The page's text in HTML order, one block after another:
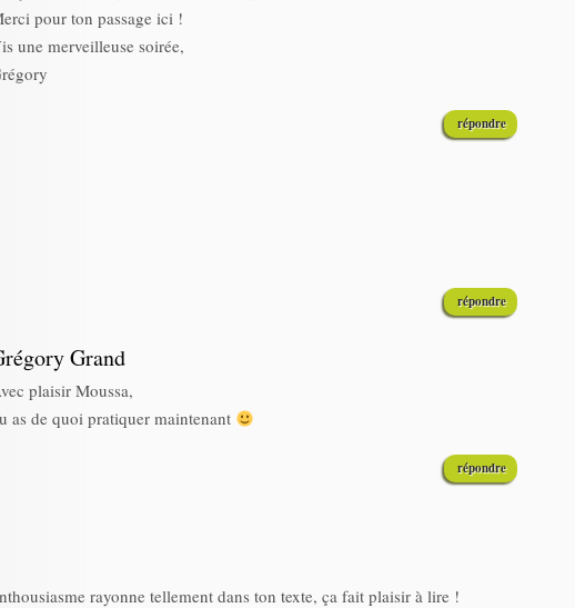
pour ton passage ici !
une merveilleuse soirée,
répondre
répondre
Grand
plaisir Moussa,
as de quoi pratiquer maintenant
répondre
rayonne tellement dans ton texte, ça fait plaisir à lire !